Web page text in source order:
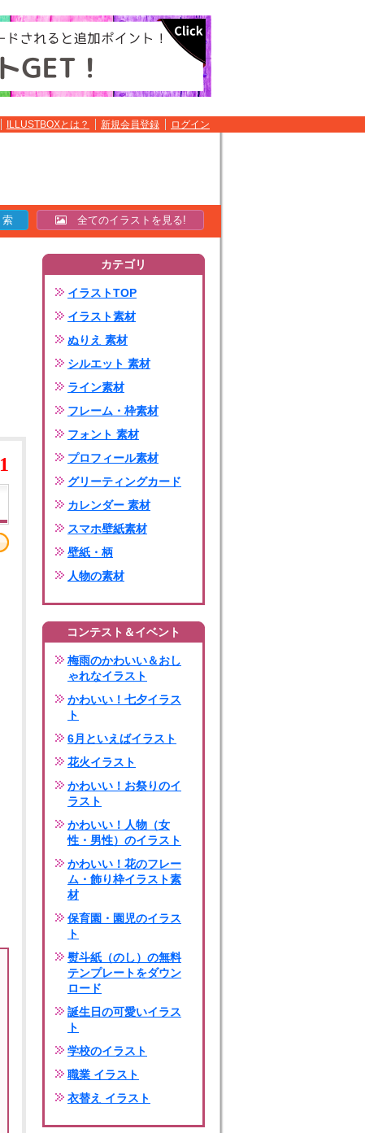
ILLUSTBOXとは？ 新規会員登録 ログイン
全てのイラストを見る!
1
カテゴリ
イラストTOP
イラスト素材
ぬりえ 素材
シルエット 素材
ライン素材
フレーム・枠素材
フォント 素材
プロフィール素材
グリーティングカード
カレンダー 素材
スマホ壁紙素材
壁紙・柄
人物の素材
コンテスト＆イベント
梅雨のかわいい＆おし
ゃれなイラスト
かわいい！七夕イラス
ト
6月といえばイラスト
花火イラスト
かわいい！お祭りのイ
ラスト
かわいい！人物（女
性・男性）のイラスト
かわいい！花のフレー
ム・飾り枠イラスト素
材
保育園・園児のイラス
ト
熨斗紙（のし）の無料
テンプレートをダウン
ロード
誕生日の可愛いイラス
ト
学校のイラスト
職業 イラスト
衣替え イラスト